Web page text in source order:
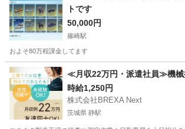
トです
50,000円
篠崎駅
およそ80万程課金してます
東京 江戸川区 篠崎駅 その他
≪月収22万円・派遣社員≫機械
時給1,250円
株式会社BREXA Next
茨城県 静駅